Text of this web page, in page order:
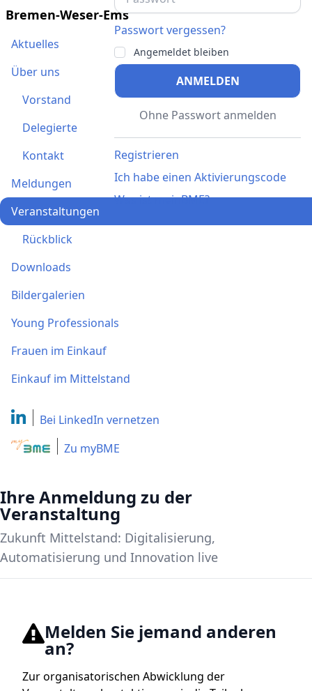
Passwort vergessen?
Angemeldet bleiben
ANMELDEN
Ohne Passwort anmelden
Registrieren
Ich habe einen Aktivierungscode
Was ist meinBME?
Bremen-Weser-Ems
Aktuelles
Über uns
Vorstand
Delegierte
Kontakt
Meldungen
Veranstaltungen
Rückblick
Downloads
Bildergalerien
Young Professionals
Frauen im Einkauf
Einkauf im Mittelstand
Bei LinkedIn vernetzen
Zu myBME
Ihre Anmeldung zu der
Veranstaltung
Zukunft Mittelstand: Digitalisierung,
Automatisierung und Innovation live
Melden Sie jemand anderen
an?
Zur organisatorischen Abwicklung der